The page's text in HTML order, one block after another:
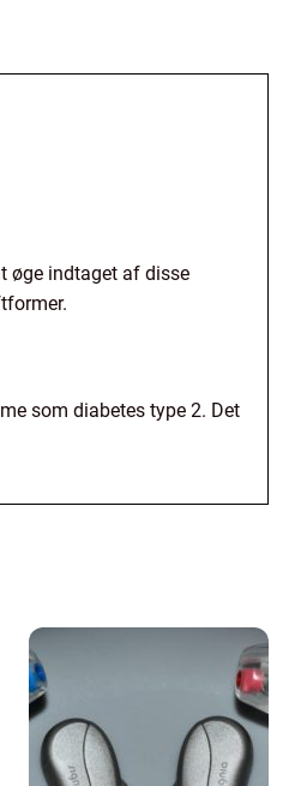
øge indtaget af disse
som diabetes type 2. Det